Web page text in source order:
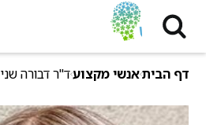
דף הביתאנשי מקצועד"ר דבורה שני